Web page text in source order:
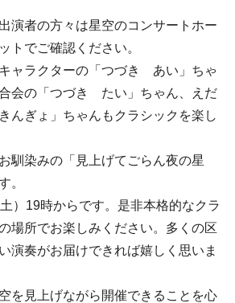
演者の方々は星空のコンサートホー
トでご確認ください。
ャラクターの「つづき あい」ちゃ
会の「つづき たい」ちゃん、えだ
んぎょ」ちゃんもクラシックを楽し
馴染みの「見上げてごらん夜の星
。
）19時からです。是非本格的なクラ
場所でお楽しみください。多くの区
演奏がお届けできれば嬉しく思いま
を見上げながら開催できることを心